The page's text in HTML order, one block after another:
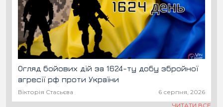
Огляд бойових дій за 1624-ту добу збройної
агресії рф проти України
Вікторія Стасьєва
6 серпня, 2026
ЧИТАТИ ВСЕ